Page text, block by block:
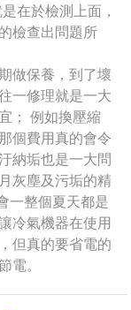
在於檢測上面，
檢查出問題所
做保養，到了壞
一修理就是一大
； 例如換壓縮
個費用真的會令
納垢也是一大問
灰塵及污垢的精
一整個夏天都是
冷氣機器在使用
但真的要省電的
電。